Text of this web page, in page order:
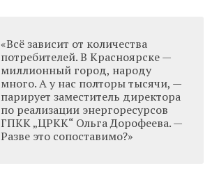
«Всё зависит от количества
потребителей. В Красноярске —
миллионный город, народу
много. А у нас полторы тысячи, —
парирует заместитель директора
по реализации энергоресурсов
ГПКК „ЦРКК“ Ольга Дорофеева. —
Разве это сопоставимо?»